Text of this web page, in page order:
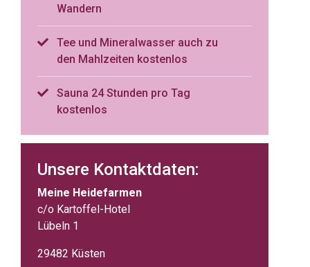
Wandern
Tee und Mineralwasser auch zu
den Mahlzeiten kostenlos
Sauna 24 Stunden pro Tag
kostenlos
Unsere Kontaktdaten:
Meine Heidefarmen
c/o Kartoffel-Hotel
Lübeln 1
29482 Küsten